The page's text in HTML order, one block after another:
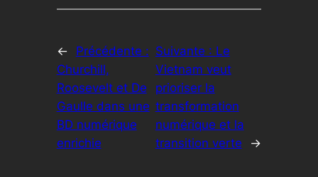
←
Précédente :
Churchill,
Roosevelt et De
Gaulle dans une
BD numérique
enrichie
Suivante : Le
Vietnam veut
prioriser la
transformation
numérique et la
transition verte
→